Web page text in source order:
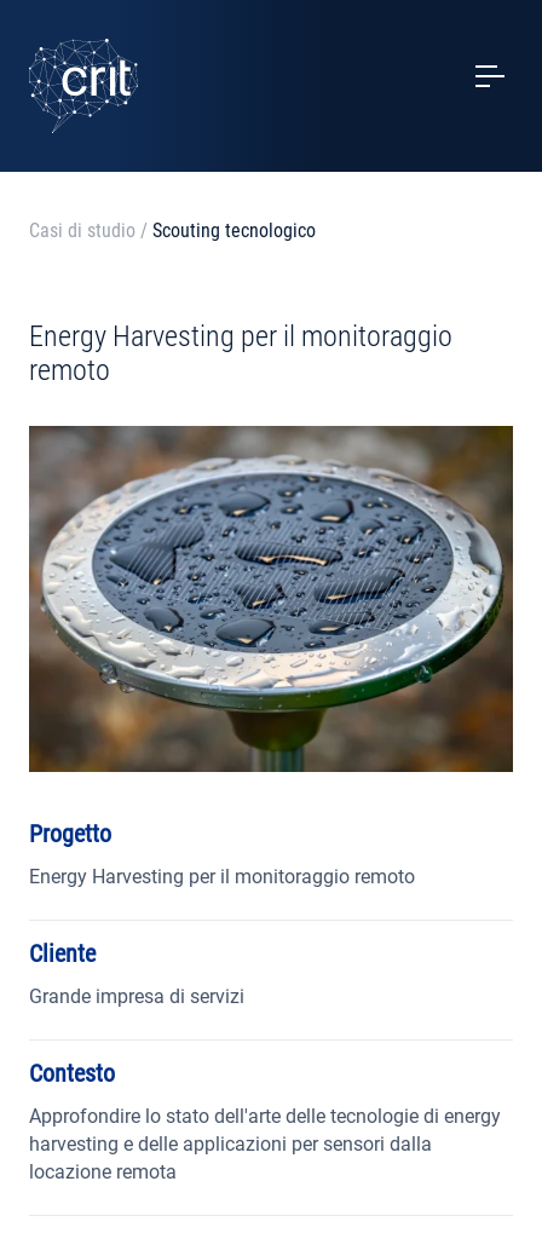
SERVIZI
CASI STUDIO
NOTIZIE
CHI SIAMO
CONTATTI
AREA RISERVATA
Casi di studio / Scouting tecnologico
Energy Harvesting per il monitoraggio
remoto
Progetto
Energy Harvesting per il monitoraggio remoto
Cliente
Grande impresa di servizi
Contesto
Approfondire lo stato dell'arte delle tecnologie di energy
harvesting e delle applicazioni per sensori dalla
locazione remota